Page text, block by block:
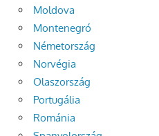
Moldova
Montenegró
Németország
Norvégia
Olaszország
Portugália
Románia